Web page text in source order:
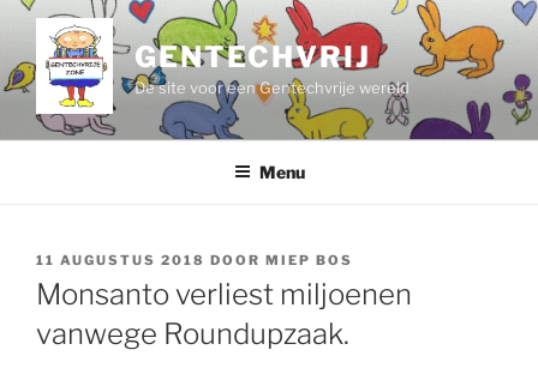
de
inhoud
GENTECHVRIJ
De site voor een Gentechvrije wereld
Menu
GEPLAATST
OP
11 AUGUSTUS 2018 DOOR MIEP BOS
Monsanto verliest miljoenen
vanwege Roundupzaak.